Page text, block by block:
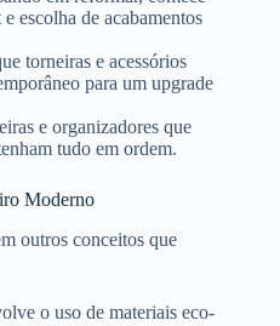
escolha de acabamentos
torneiras e acessórios
para um upgrade
e organizadores que
tudo em ordem.
Moderno
outros conceitos que
o uso de materiais eco-